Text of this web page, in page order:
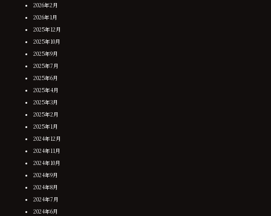
2026年2月
2026年1月
2025年12月
2025年10月
2025年9月
2025年7月
2025年6月
2025年4月
2025年3月
2025年2月
2025年1月
2024年12月
2024年11月
2024年10月
2024年9月
2024年8月
2024年7月
2024年6月